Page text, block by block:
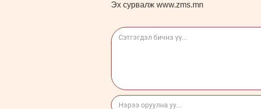
Эх сурвалж www.zms.mn